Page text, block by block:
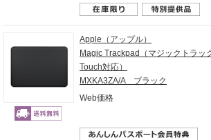
Apple（アップル）
Magic Trackpad（マジックトラッ
Touch対応）
MXKA3ZA/A ブラック
Web価格